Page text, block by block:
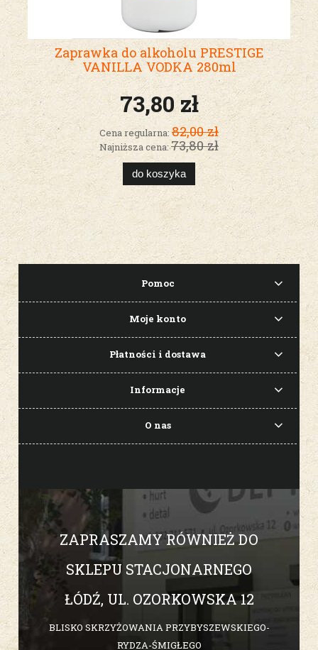
Zaprawka do alkoholu PRESTIGE
VANILLA VODKA 280ml
73,80 zł
Cena regularna: 82,00 zł
Najniższa cena:73,80 zł
do koszyka
Pomoc
Moje konto
Płatności i dostawa
Informacje
O nas
ZAPRASZAMY RÓWNIEŻ DO
SKLEPU STACJONARNEGO
ŁÓDŹ, UL. OZORKOWSKA 12
BLISKO SKRZYŻOWANIA PRZYBYSZEWSKIEGO-
RYDZA-ŚMIGŁEGO